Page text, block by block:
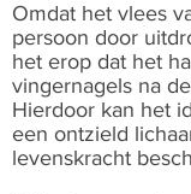
Omdat het vlees
persoon door
het erop dat het
vingernagels na
Hierdoor kan het
een ontzield
levenskracht